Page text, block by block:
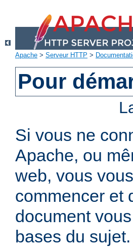
Apache > Serveur HTTP >
Pour
Si vous ne
Apache, ou
web, vous
commencer et
document
bases du sujet.